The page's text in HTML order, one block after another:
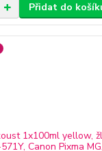
Přidat do